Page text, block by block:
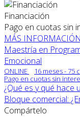
Financiación
Pago en cuotas sin
MÁS INFORMACIÓN
Maestría en
Emocional
ONLINE
16 meses - 75
Pago en cuotas sin
¿Qué es y qué hace
Bloque comercial:
Compártelo